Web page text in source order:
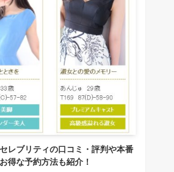
レブリティの口コミ・評判や本番
得な予約方法も紹介！